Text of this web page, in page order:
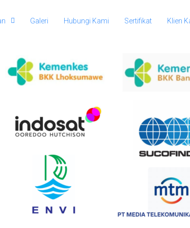
Galeri Hubungi Kami Sertifikat Klien